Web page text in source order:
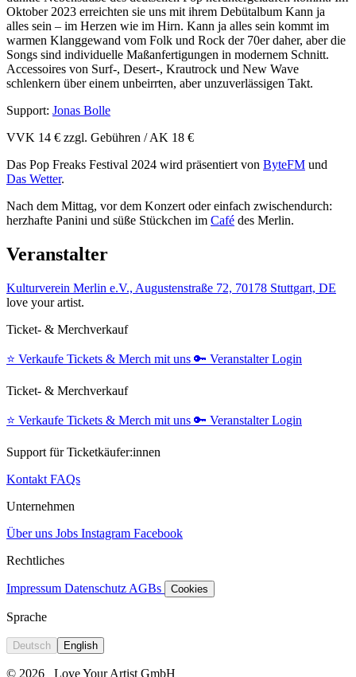
Oktober 2023 erreichten sie uns mit ihrem Debütalbum Kann ja
alles sein – im Herzen wie im Hirn. Kann ja alles sein kommt im
warmen Klanggewand vom Folk und Rock der 70er daher, aber die
Songs sind individuelle Maßanfertigungen in modernem Schnitt.
Accessoires von Surf-, Desert-, Krautrock und New Wave
schlenkern über einem unbeirrten, aber unzuverlässigen Takt.
Support: Jonas Bolle
VVK 14 € zzgl. Gebühren / AK 18 €
Das Pop Freaks Festival 2024 wird präsentiert von ByteFM und
Das Wetter.
Nach dem Mittag, vor dem Konzert oder einfach zwischendurch:
herzhafte Panini und süße Stückchen im Café des Merlin.
Veranstalter
Kulturverein Merlin e.V., Augustenstraße 72, 70178 Stuttgart, DE
love your artist.
Ticket- & Merchverkauf
⭐️ Verkaufe Tickets & Merch mit uns 🔑 Veranstalter Login
Ticket- & Merchverkauf
⭐️ Verkaufe Tickets & Merch mit uns 🔑 Veranstalter Login
Support für Ticketkäufer:innen
Kontakt FAQs
Unternehmen
Über uns Jobs Instagram Facebook
Rechtliches
Impressum Datenschutz AGBs Cookies
Sprache
Deutsch English
© 2026 Love Your Artist GmbH